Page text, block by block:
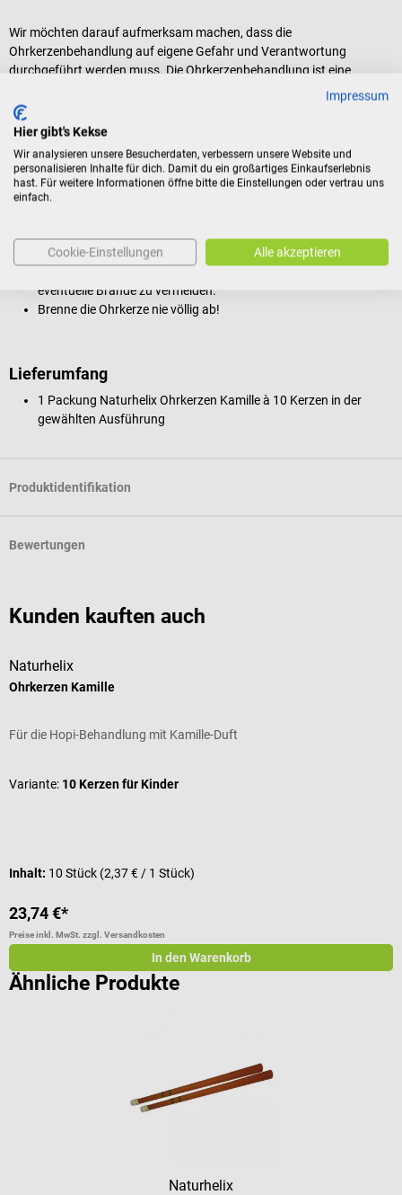
Wir möchten darauf aufmerksam machen, dass die
Ohrkerzenbehandlung auf eigene Gefahr und Verantwortung
durchgeführt werden muss. Die Ohrkerzenbehandlung ist eine
ergänzende Therapie, sie kann kein Ersatz für professionelle
medizinische Beratung sein.
Alle Informationen über die Anwendung und die Auswirkungen der
Ohrkerze beruhen auf Erfahrungen von Therapeuten und Benutzern.
Wir können von keinen Ergebnissen oder Dokumenten offizieller
medizinischer Forschungen berichten. Bitte beachte, dass unsere
Therapeuten oder Apotheker.
eventuelle Brände zu vermeiden.
Brenne die Ohrkerze nie völlig ab!
Lieferumfang
1 Packung Naturhelix Ohrkerzen Kamille à 10 Kerzen in der
gewählten Ausführung
Produktidentifikation
Bewertungen
Kunden kauften auch
Naturhelix
Ohrkerzen Kamille
Für die Hopi-Behandlung mit Kamille-Duft
Variante: 10 Kerzen für Kinder
Inhalt: 10 Stück (2,37 € / 1 Stück)
23,74 €*
Preise inkl. MwSt. zzgl. Versandkosten
In den Warenkorb
Ähnliche Produkte
Naturhelix
Impressum
Hier gibt's Kekse
Wir analysieren unsere Besucherdaten, verbessern unsere Website und
personalisieren Inhalte für dich. Damit du ein großartiges Einkaufserlebnis
hast. Für weitere Informationen öffne bitte die Einstellungen oder vertrau uns
einfach.
Cookie-Einstellungen Alle akzeptieren